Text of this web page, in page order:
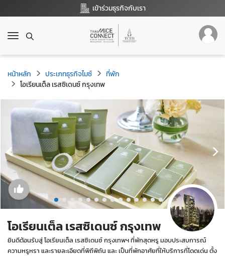
เข้าร่วมธุรกิจกับเรา
T
g
g
l
e
n
a
g
a
t
i
n
หน้าหลัก ประเภทธุรกิจไมซ์
ที่พัก
โอเรียนเต็ล เรสซิเดนซ์ กรุงเทพ
โอเรียนเต็ล เรสซิเดนซ์ กรุงเทพ
ยินดีต้อนรับสู่ โอเรียนเต็ล เรสซิเดนซ์ กรุงเทพฯ ที่พักสุดหรู มอบประสบการณ์
ความหรูหรา และรายละเอียดที่พิถีพิถัน และ เป็นที่พักอาศัยที่ให้บริการที่โดดเด่น ตั้ง